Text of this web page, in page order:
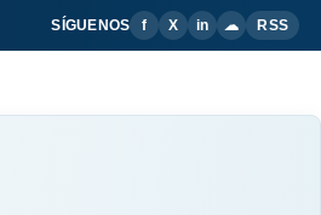
SÍGUENOS f X in ☁ RSS